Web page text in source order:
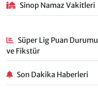
Sinop Namaz Vakitleri
Süper Lig Puan Durumu
ve Fikstür
Son Dakika Haberleri